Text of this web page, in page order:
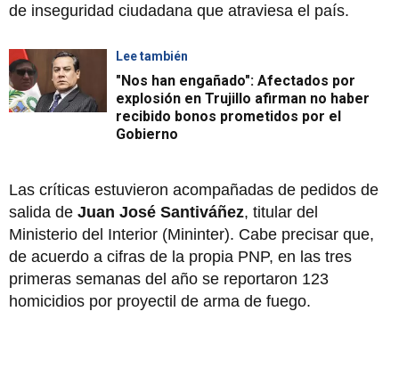
de inseguridad ciudadana que atraviesa el país.
Lee también
"Nos han engañado": Afectados por
explosión en Trujillo afirman no haber
recibido bonos prometidos por el
Gobierno
Las críticas estuvieron acompañadas de pedidos de
salida de Juan José Santiváñez, titular del
Ministerio del Interior (Mininter). Cabe precisar que,
de acuerdo a cifras de la propia PNP, en las tres
primeras semanas del año se reportaron 123
homicidios por proyectil de arma de fuego.